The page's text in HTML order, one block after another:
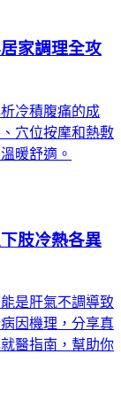
家調理全攻
冷積腹痛的成
穴位按摩和熱敷
暖舒適。
肢冷熱各異
是肝氣不調導致
因機理，分享真
醫指南，幫助你